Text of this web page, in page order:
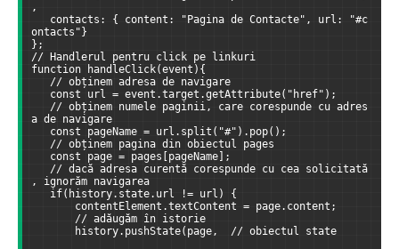
,
contacts: { content: "Pagina de Contacte", url: "#c
ontacts"}
};
// Handlerul pentru click pe linkuri
function handleClick(event){
// obținem adresa de navigare
const url = event.target.getAttribute("href");
// obținem numele paginii, care corespunde cu adres
a de navigare
const pageName = url.split("#").pop();
// obținem pagina din obiectul pages
const page = pages[pageName];
// dacă adresa curentă corespunde cu cea solicitată
, ignorăm navigarea
if(history.state.url != url) {
contentElement.textContent = page.content;
// adăugăm în istorie
history.pushState(page,  // obiectul state